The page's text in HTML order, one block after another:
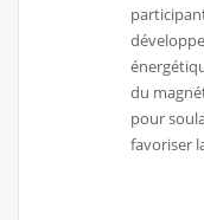
du
pour
favoriser